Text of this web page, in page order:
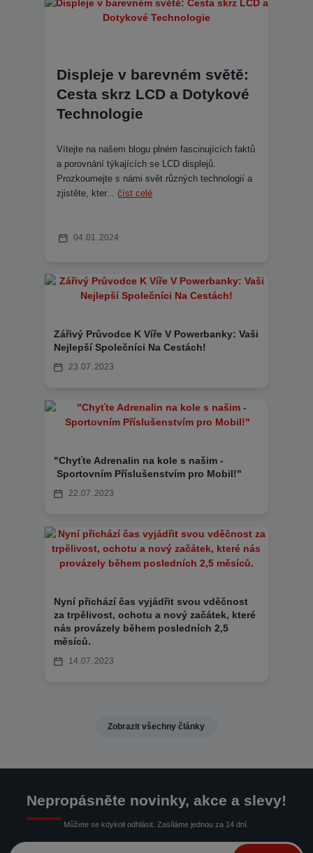
04 01 2024
Displeje v barevném světě:
Cesta skrz LCD a Dotykové
Technologie
Vítejte na našem blogu plném fascinujících faktů
a porovnání týkajících se LCD displejů.
Prozkoumejte s námi svět různých technologií a
zjistěte, kter...číst celé
23 07 2023
Zářivý Průvodce K Víře V Powerbanky: Vaši
Nejlepší Společníci Na Cestách!
22 07 2023
"Chyťte Adrenalin na kole s našim -
Sportovním Příslušenstvím pro Mobil!"
14 07 2023
Nyní přichází čas vyjádřit svou vděčnost
za trpělivost, ochotu a nový začátek, které
nás provázely během posledních 2,5
měsíců.
Zobrazit všechny články
Nepropásněte novinky, akce a slevy!
Můžete se kdykoli odhlásit. Zasíláme jednou za 14 dní.